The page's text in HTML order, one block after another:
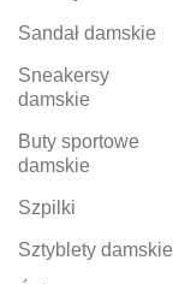
Sandał damskie
Sneakersy
damskie
Buty sportowe
damskie
Szpilki
Sztyblety damskie